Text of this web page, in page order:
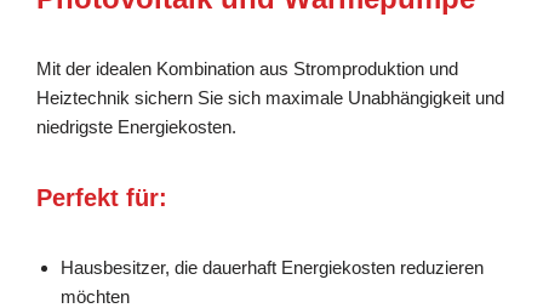
Mit der idealen Kombination aus Stromproduktion und
Heiztechnik sichern Sie sich maximale Unabhängigkeit und
niedrigste Energiekosten.
Perfekt für:
Hausbesitzer, die dauerhaft Energiekosten reduzieren
möchten